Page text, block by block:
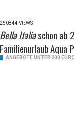
250844 VIEWS
Bella Italiaschon ab
Familienurlaub Aqua
ANGEBOTE UNTER 200 EURO